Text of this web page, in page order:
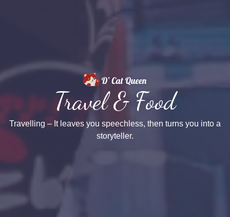
Travel & Food
Travelling – It leaves you speechless, then turns you into a
storyteller.